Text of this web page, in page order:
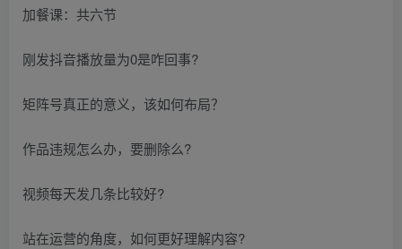
加餐课：共六节
刚发抖音播放量为0是咋回事?
矩阵号真正的意义，该如何布局？
作品违规怎么办，要删除么?
视频每天发几条比较好?
站在运营的角度，如何更好理解内容?